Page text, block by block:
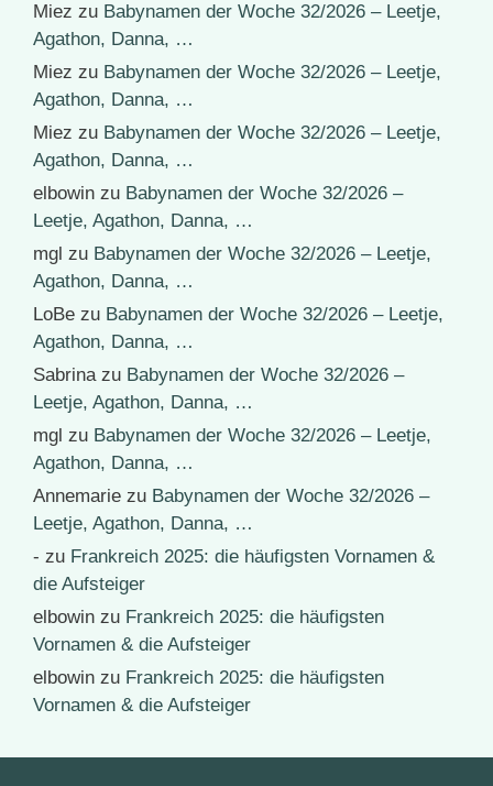
Miez zu Babynamen der Woche 32/2026 – Leetje,
Agathon, Danna, …
Miez zu Babynamen der Woche 32/2026 – Leetje,
Agathon, Danna, …
Miez zu Babynamen der Woche 32/2026 – Leetje,
Agathon, Danna, …
elbowin zu Babynamen der Woche 32/2026 –
Leetje, Agathon, Danna, …
mgl zu Babynamen der Woche 32/2026 – Leetje,
Agathon, Danna, …
LoBe zu Babynamen der Woche 32/2026 – Leetje,
Agathon, Danna, …
Sabrinazu Babynamen der Woche 32/2026 –
Leetje, Agathon, Danna, …
mgl zu Babynamen der Woche 32/2026 – Leetje,
Agathon, Danna, …
Annemarie zu Babynamen der Woche 32/2026 –
Leetje, Agathon, Danna, …
- zu Frankreich 2025: die häufigsten Vornamen &
die Aufsteiger
elbowin zu Frankreich 2025: die häufigsten
Vornamen & die Aufsteiger
elbowin zu Frankreich 2025: die häufigsten
Vornamen & die Aufsteiger